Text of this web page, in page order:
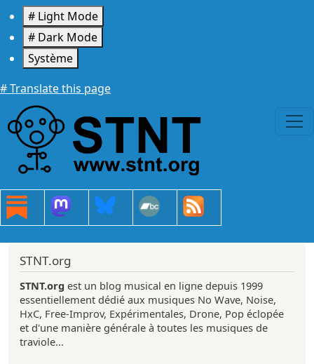
Aller au contenu principal
# Light Mode
# Dark Mode
Système
# Translate this page
STNT.org
STNT.org est un blog musical en ligne depuis 1999
essentiellement dédié aux musiques No Wave, Noise,
HxC, Free-Improv, Expérimentales, Drone, Pop éclopée
et d'une manière générale à toutes les musiques de
traviole...